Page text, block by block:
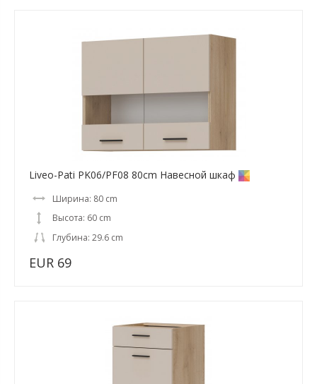
Liveo-Pati PK06/PF08 80cm Навесной шкаф
Ширина: 80 cm
Высота: 60 cm
Глубина: 29.6 cm
EUR 69